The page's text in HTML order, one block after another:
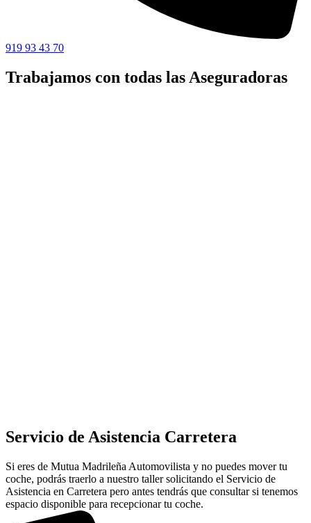
919 93 43 70
Trabajamos con todas las Aseguradoras
Servicio de Asistencia Carretera
Si eres de Mutua Madrileña Automovilista y no puedes mover tu
coche, podrás traerlo a nuestro taller solicitando el Servicio de
Asistencia en Carretera pero antes tendrás que consultar si tenemos
espacio disponible para recepcionar tu coche.